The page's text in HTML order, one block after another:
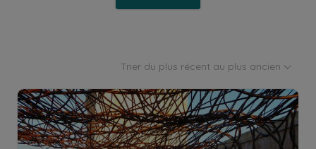
Trier du plus récent au plus ancien